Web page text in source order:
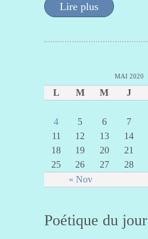
Lire plus
MAI 2020
L M M J
« Nov
4
5 6 7
11
12 13 14
18
19 20 21
25
26 27 28
Poétique du jour